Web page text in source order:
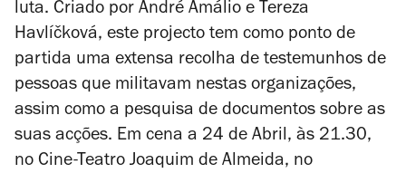
luta. Criado por André Amálio e Tereza
Havlíčková, este projecto tem como ponto de
partida uma extensa recolha de testemunhos de
pessoas que militavam nestas organizações,
assim como a pesquisa de documentos sobre as
suas acções. Em cena a 24 de Abril, às 21.30,
no Cine-Teatro Joaquim de Almeida, no